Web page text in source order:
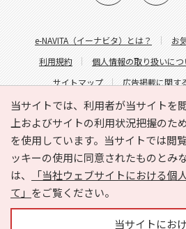
当サイトでは、利用者が当サイトを
上およびサイトの利用状況把握のた
を使用しています。当サイトでは閲
ッキーの使用に同意されたものとみ
は、
「当社ウェブサイトにおける個
て」 をご覧ください。
当サイトにお
e-NAVITA（イーナビタ）とは？ お
利用規約
個人情報の取り扱いにつ
サイトマップ
広告掲載に関す
サイトの内容に関するお
Copyright © HYOJITO.Co.,Ltd. All